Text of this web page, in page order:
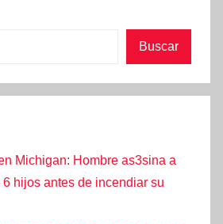
Buscar
Michigan: Hombre as3sina a
hijos antes de incendiar su